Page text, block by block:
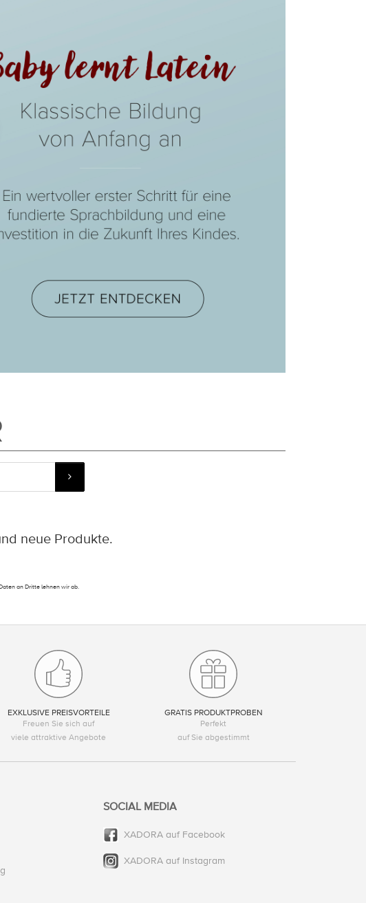
neue Produkte.
an Dritte lehnen wir ab.
EXKLUSIVE PREISVORTEILE
Freuen Sie sich auf
viele attraktive Angebote
GRATIS PRODUKTPROBEN
Perfekt
auf Sie abgestimmt
SOCIAL MEDIA
XADORA auf Facebook
XADORA auf Instagram